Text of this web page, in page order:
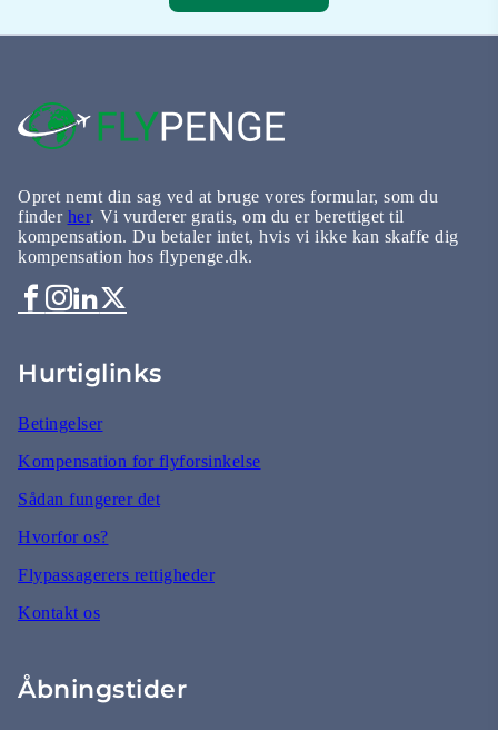
Opret nemt din sag ved at bruge vores formular, som du
finder her. Vi vurderer gratis, om du er berettiget til
kompensation. Du betaler intet, hvis vi ikke kan skaffe dig
kompensation hos flypenge.dk.
Hurtiglinks
Betingelser
Kompensation for flyforsinkelse
Sådan fungerer det
Hvorfor os?
Flypassagerers rettigheder
Kontakt os
Åbningstider